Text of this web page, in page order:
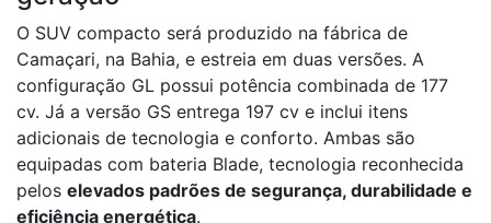
O SUV compacto será produzido na fábrica de
Camaçari, na Bahia, e estreia em duas versões. A
configuração GL possui potência combinada de 177
cv. Já a versão GS entrega 197 cv e inclui itens
adicionais de tecnologia e conforto. Ambas são
equipadas com bateria Blade, tecnologia reconhecida
pelos elevados padrões de segurança, durabilidade e
eficiência energética.